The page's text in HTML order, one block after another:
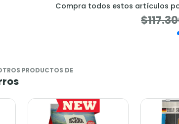
estos artículos por:
AGRÉGALOS AL
PRODUCTOS DE